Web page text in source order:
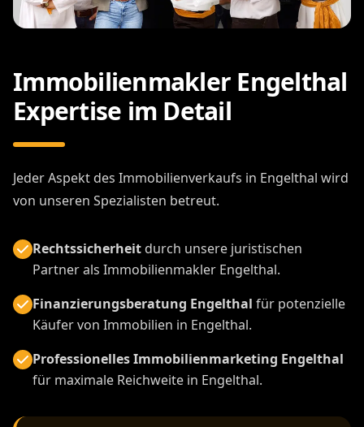
Immobilienmakler Engelthal
Expertise im Detail
Jeder Aspekt des Immobilienverkaufs in Engelthal wird
von unseren Spezialisten betreut.
Rechtssicherheitdurch unsere juristischen
Partner als Immobilienmakler Engelthal.
Finanzierungsberatung Engelthal für potenzielle
Käufer von Immobilien in Engelthal.
Professionelles Immobilienmarketing Engelthal
für maximale Reichweite in Engelthal.